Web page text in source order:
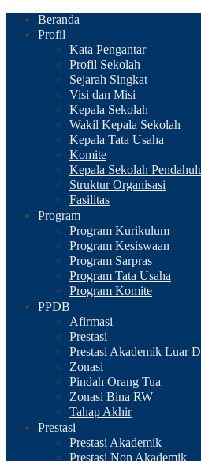
Beranda
Profil
Kata Pengantar
Profil Sekolah
Sejarah Singkat
Visi dan Misi
Kepala Sekolah
Wakil Kepala Sekolah
Kepala Tata Usaha
Komite
Kepala Sekolah
Struktur Organisasi
Fasilitas
Program
Program Kurikulum
Program Kesiswaan
Program Sarpras
Program Tata Usaha
Program Komite
PPDB
Afirmasi
Prestasi
Prestasi Akademik Luar
Zonasi
Pindah Orang Tua
Zonasi Bina RW
Tahap Akhir
Prestasi
Prestasi Akademik
Prestasi Non Akademik